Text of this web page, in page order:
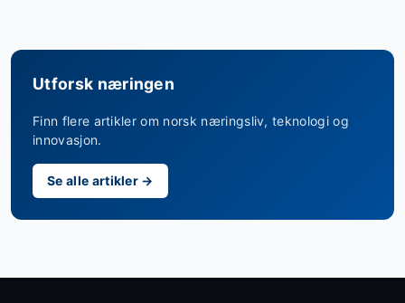
Utforsk næringen
Finn flere artikler om norsk næringsliv, teknologi og
innovasjon.
Se alle artikler →